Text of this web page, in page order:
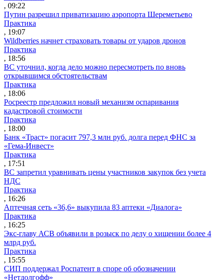
, 09:22
Путин разрешил приватизацию аэропорта Шереметьево
Практика
, 19:07
Wildberries начнет страховать товары от ударов дронов
Практика
, 18:56
ВС уточнил, когда дело можно пересмотреть по вновь
открывшимся обстоятельствам
Практика
, 18:06
Росреестр предложил новый механизм оспаривания
кадастровой стоимости
Практика
, 18:00
Банк «Траст» погасит 797,3 млн руб. долга перед ФНС за
«Гема-Инвест»
Практика
, 17:51
ВС запретил уравнивать цены участников закупок без учета
НДС
Практика
, 16:26
Аптечная сеть «36,6» выкупила 83 аптеки «Диалога»
Практика
, 16:25
Экс-главу АСВ объявили в розыск по делу о хищении более 4
млрд руб.
Практика
, 15:55
СИП поддержал Роспатент в споре об обозначении
«Нетдолгофф»